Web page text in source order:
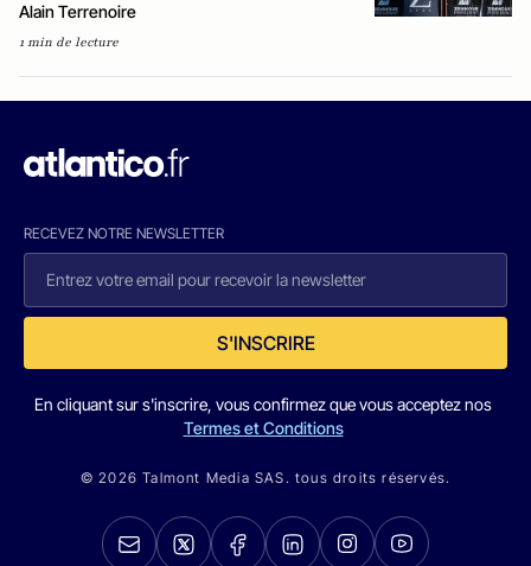
Alain Terrenoire
1 min de lecture
RECEVEZ NOTRE NEWSLETTER
S'INSCRIRE
En cliquant sur s'inscrire, vous confirmez que vous acceptez nos
Termes et Conditions
© 2026 Talmont Media SAS. tous droits réservés.